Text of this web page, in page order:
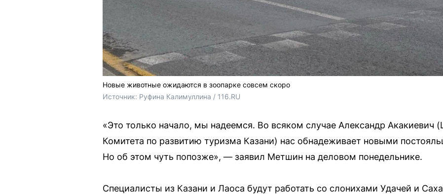
Новые животные ожидаются в зоопарке совсем скоро
Источник: Руфина Калимуллина / 116.RU
«Это только начало, мы надеемся. Во всяком случае Александр Акакиевич
Комитета по развитию туризма Казани) нас обнадеживает новыми
Но об этом чуть попозже», — заявил Метшин на деловом понедельнике.
Специалисты из Казани и Лаоса будут работать со слонихами Удачей и